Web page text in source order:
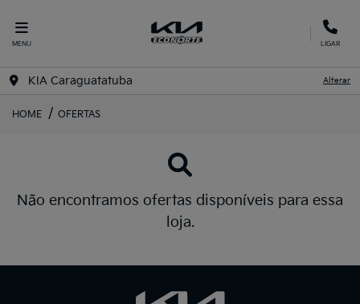
MENU LIGAR
KIA Caraguatatuba Alterar
HOME OFERTAS
Não encontramos ofertas disponíveis para essa
loja.